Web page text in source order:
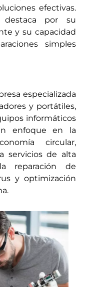
efectivas.
destaca por su
y su capacidad
simples
especializada
y portátiles,
informáticos
enfoque en la
circular,
servicios de alta
reparación de
y optimización